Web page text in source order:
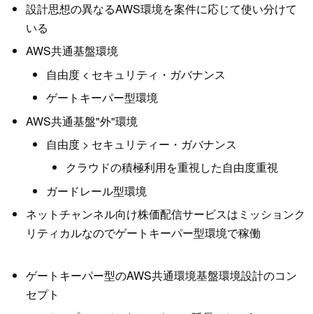
設計思想の異なるAWS環境を案件に応じて使い分けて
いる
AWS共通基盤環境
自由度 < セキュリティ・ガバナンス
ゲートキーパー型環境
AWS共通基盤"外"環境
自由度 > セキュリティー・ガバナンス
クラウドの積極利用を重視した自由度重視
ガードレール型環境
ネットチャンネル向け株価配信サービスはミッションク
リティカルなのでゲートキーパー型環境で稼働
ゲートキーパー型のAWS共通環境基盤環境設計のコン
セプト